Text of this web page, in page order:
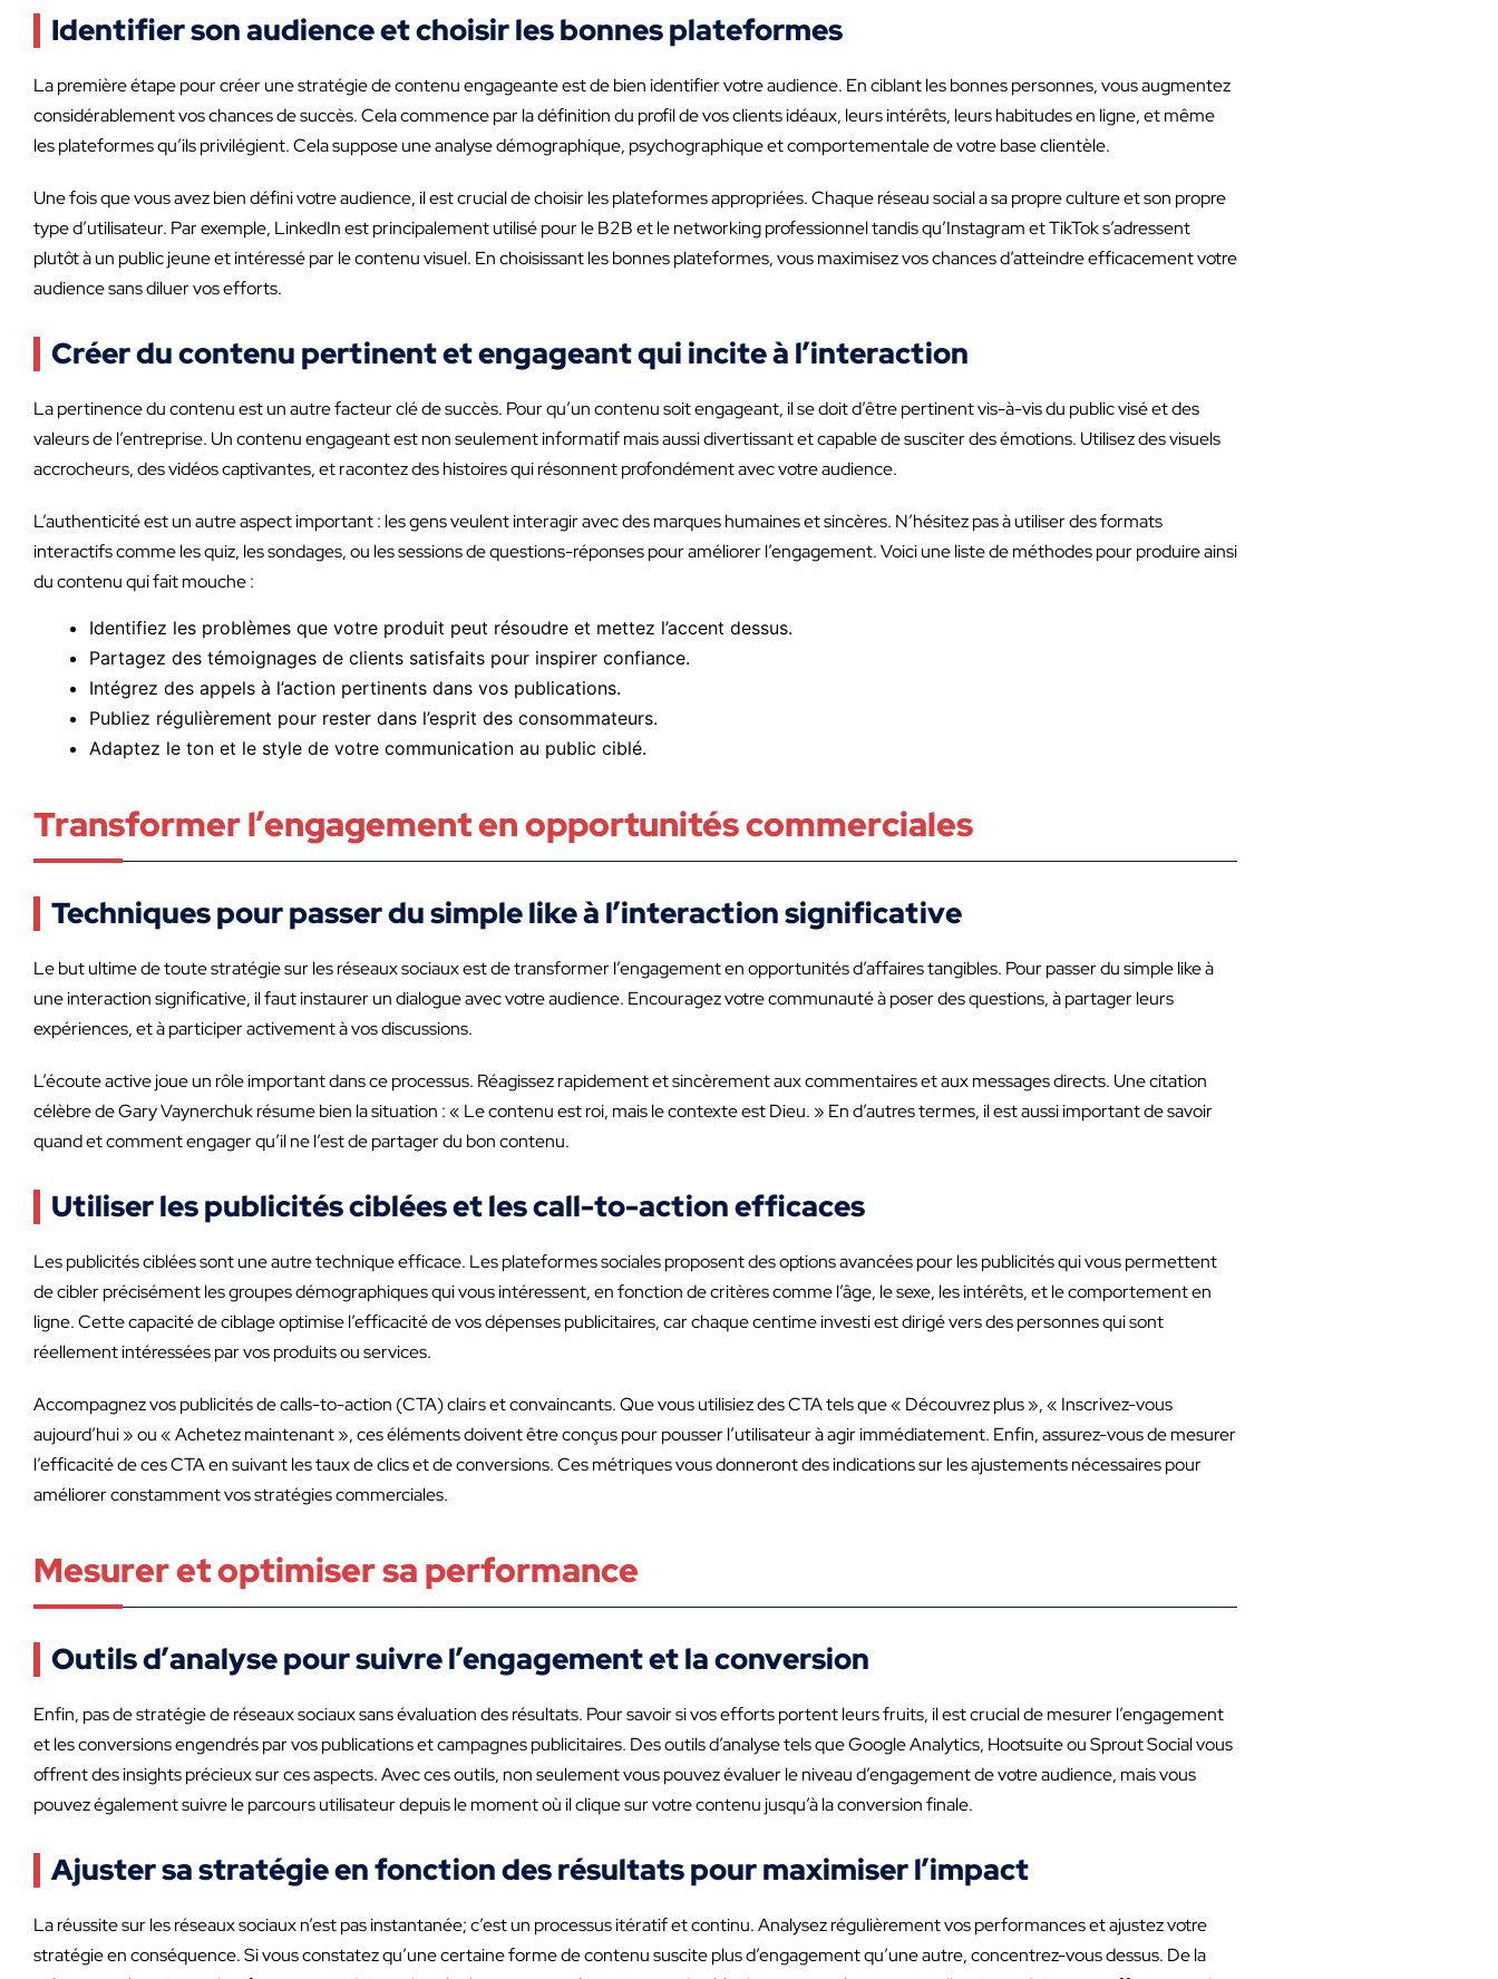
Identifier son audience et choisir les bonnes plateformes
La première étape pour créer une stratégie de contenu engageante est de bien identifier votre audience. En ciblant les bonnes personnes, vous augmentez
considérablement vos chances de succès. Cela commence par la définition du profil de vos clients idéaux, leurs intérêts, leurs habitudes en ligne, et même
les plateformes qu’ils privilégient. Cela suppose une analyse démographique, psychographique et comportementale de votre base clientèle.
Une fois que vous avez bien défini votre audience, il est crucial de choisir les plateformes appropriées. Chaque réseau social a sa propre culture et son propre
type d’utilisateur. Par exemple, LinkedIn est principalement utilisé pour le B2B et le networking professionnel tandis qu’Instagram et TikTok s’adressent
plutôt à un public jeune et intéressé par le contenu visuel. En choisissant les bonnes plateformes, vous maximisez vos chances d’atteindre efficacement votre
audience sans diluer vos efforts.
Créer du contenu pertinent et engageant qui incite à l’interaction
La pertinence du contenu est un autre facteur clé de succès. Pour qu’un contenu soit engageant, il se doit d’être pertinent vis-à-vis du public visé et des
valeurs de l’entreprise. Un contenu engageant est non seulement informatif mais aussi divertissant et capable de susciter des émotions. Utilisez des visuels
accrocheurs, des vidéos captivantes, et racontez des histoires qui résonnent profondément avec votre audience.
L’authenticité est un autre aspect important : les gens veulent interagir avec des marques humaines et sincères. N’hésitez pas à utiliser des formats
interactifs comme les quiz, les sondages, ou les sessions de questions-réponses pour améliorer l’engagement. Voici une liste de méthodes pour produire ainsi
du contenu qui fait mouche :
Identifiez les problèmes que votre produit peut résoudre et mettez l’accent dessus.
Partagez des témoignages de clients satisfaits pour inspirer confiance.
Intégrez des appels à l’action pertinents dans vos publications.
Publiez régulièrement pour rester dans l’esprit des consommateurs.
Adaptez le ton et le style de votre communication au public ciblé.
Transformer l’engagement en opportunités commerciales
Techniques pour passer du simple like à l’interaction significative
Le but ultime de toute stratégie sur les réseaux sociaux est de transformer l’engagement en opportunités d’affaires tangibles. Pour passer du simple like à
une interaction significative, il faut instaurer un dialogue avec votre audience. Encouragez votre communauté à poser des questions, à partager leurs
expériences, et à participer activement à vos discussions.
L’écoute active joue un rôle important dans ce processus. Réagissez rapidement et sincèrement aux commentaires et aux messages directs. Une citation
célèbre de Gary Vaynerchuk résume bien la situation : « Le contenu est roi, mais le contexte est Dieu. » En d’autres termes, il est aussi important de savoir
quand et comment engager qu’il ne l’est de partager du bon contenu.
Utiliser les publicités ciblées et les call-to-action efficaces
Les publicités ciblées sont une autre technique efficace. Les plateformes sociales proposent des options avancées pour les publicités qui vous permettent
de cibler précisément les groupes démographiques qui vous intéressent, en fonction de critères comme l’âge, le sexe, les intérêts, et le comportement en
ligne. Cette capacité de ciblage optimise l’efficacité de vos dépenses publicitaires, car chaque centime investi est dirigé vers des personnes qui sont
réellement intéressées par vos produits ou services.
Accompagnez vos publicités de calls-to-action (CTA) clairs et convaincants. Que vous utilisiez des CTA tels que « Découvrez plus », « Inscrivez-vous
aujourd’hui » ou « Achetez maintenant », ces éléments doivent être conçus pour pousser l’utilisateur à agir immédiatement. Enfin, assurez-vous de mesurer
l’efficacité de ces CTA en suivant les taux de clics et de conversions. Ces métriques vous donneront des indications sur les ajustements nécessaires pour
améliorer constamment vos stratégies commerciales.
Mesurer et optimiser sa performance
Outils d’analyse pour suivre l’engagement et la conversion
Enfin, pas de stratégie de réseaux sociaux sans évaluation des résultats. Pour savoir si vos efforts portent leurs fruits, il est crucial de mesurer l’engagement
et les conversions engendrés par vos publications et campagnes publicitaires. Des outils d’analyse tels que Google Analytics, Hootsuite ou Sprout Social vous
offrent des insights précieux sur ces aspects. Avec ces outils, non seulement vous pouvez évaluer le niveau d’engagement de votre audience, mais vous
pouvez également suivre le parcours utilisateur depuis le moment où il clique sur votre contenu jusqu’à la conversion finale.
Ajuster sa stratégie en fonction des résultats pour maximiser l’impact
La réussite sur les réseaux sociaux n’est pas instantanée; c’est un processus itératif et continu. Analysez régulièrement vos performances et ajustez votre
stratégie en conséquence. Si vous constatez qu’une certaine forme de contenu suscite plus d’engagement qu’une autre, concentrez-vous dessus. De la